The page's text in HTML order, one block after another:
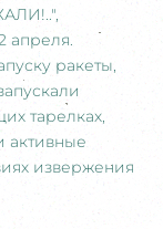
апреля.
ракеты,
тарелках,
активные
извержения